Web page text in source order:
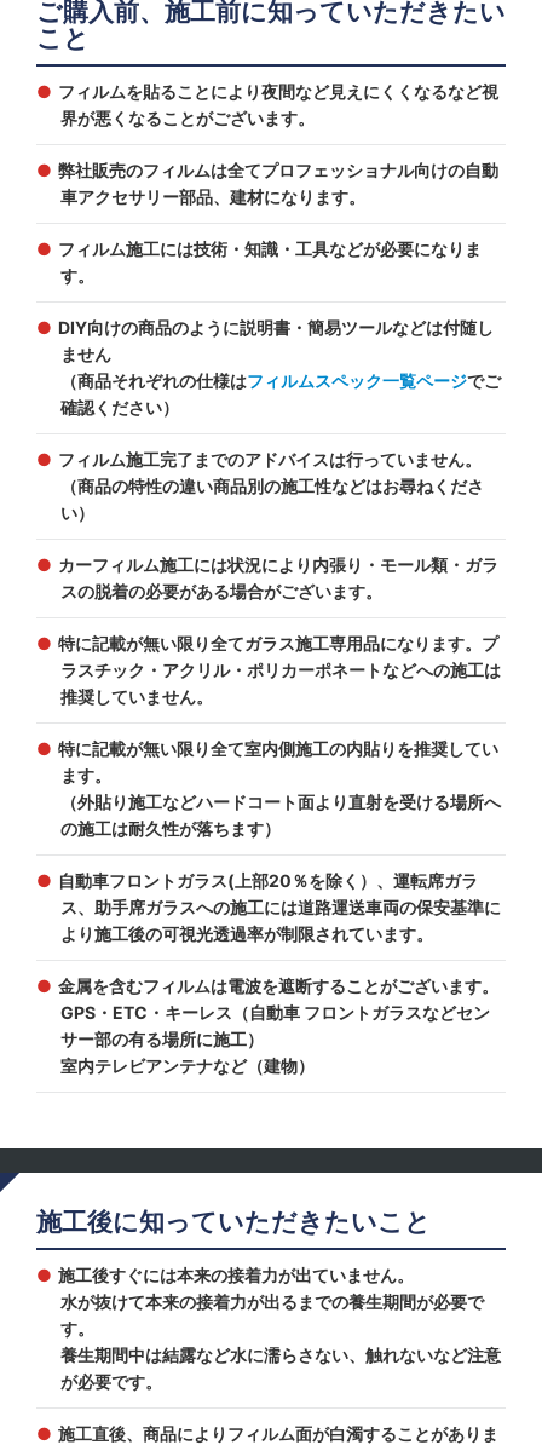
ご購入前、施工前に知っていただきたい
こと
フィルムを貼ることにより夜間など見えにくくなるなど視
界が悪くなることがございます。
弊社販売のフィルムは全てプロフェッショナル向けの自動
車アクセサリー部品、建材になります。
フィルム施工には技術・知識・工具などが必要になりま
す。
DIY向けの商品のように説明書・簡易ツールなどは付随し
ません
（商品それぞれの仕様はフィルムスペック一覧ページでご
確認ください）
フィルム施工完了までのアドバイスは行っていません。
（商品の特性の違い商品別の施工性などはお尋ねくださ
い）
カーフィルム施工には状況により内張り・モール類・ガラ
スの脱着の必要がある場合がございます。
特に記載が無い限り全てガラス施工専用品になります。プ
ラスチック・アクリル・ポリカーポネートなどへの施工は
推奨していません。
特に記載が無い限り全て室内側施工の内貼りを推奨してい
ます。
（外貼り施工などハードコート面より直射を受ける場所へ
の施工は耐久性が落ちます）
自動車フロントガラス(上部20％を除く）、運転席ガラ
ス、助手席ガラスへの施工には道路運送車両の保安基準に
より施工後の可視光透過率が制限されています。
金属を含むフィルムは電波を遮断することがございます。
GPS・ETC・キーレス（自動車 フロントガラスなどセン
サー部の有る場所に施工）
室内テレビアンテナなど（建物）
施工後に知っていただきたいこと
施工後すぐには本来の接着力が出ていません。
水が抜けて本来の接着力が出るまでの養生期間が必要で
す。
養生期間中は結露など水に濡らさない、触れないなど注意
が必要です。
施工直後、商品によりフィルム面が白濁することがありま